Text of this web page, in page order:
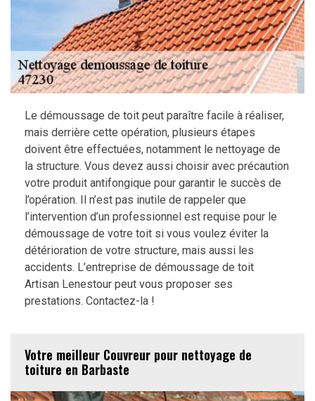
Le démoussage de toit peut paraître facile à réaliser,
mais derrière cette opération, plusieurs étapes
doivent être effectuées, notamment le nettoyage de
la structure. Vous devez aussi choisir avec précaution
votre produit antifongique pour garantir le succès de
l’opération. Il n’est pas inutile de rappeler que
l’intervention d’un professionnel est requise pour le
démoussage de votre toit si vous voulez éviter la
détérioration de votre structure, mais aussi les
accidents. L’entreprise de démoussage de toit
Artisan Lenestour peut vous proposer ses
prestations. Contactez-la !
Votre meilleur Couvreur pour nettoyage de
toiture en Barbaste